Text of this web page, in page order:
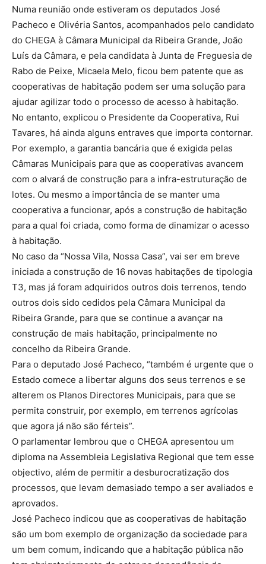
Numa reunião onde estiveram os deputados José
Pacheco e Olivéria Santos, acompanhados pelo candidato
do CHEGA à Câmara Municipal da Ribeira Grande, João
Luís da Câmara, e pela candidata à Junta de Freguesia de
Rabo de Peixe, Micaela Melo, ficou bem patente que as
cooperativas de habitação podem ser uma solução para
ajudar agilizar todo o processo de acesso à habitação.
No entanto, explicou o Presidente da Cooperativa, Rui
Tavares, há ainda alguns entraves que importa contornar.
Por exemplo, a garantia bancária que é exigida pelas
Câmaras Municipais para que as cooperativas avancem
com o alvará de construção para a infra-estruturação de
lotes. Ou mesmo a importância de se manter uma
cooperativa a funcionar, após a construção de habitação
para a qual foi criada, como forma de dinamizar o acesso
à habitação.
No caso da “Nossa Vila, Nossa Casa”, vai ser em breve
iniciada a construção de 16 novas habitações de tipologia
T3, mas já foram adquiridos outros dois terrenos, tendo
outros dois sido cedidos pela Câmara Municipal da
Ribeira Grande, para que se continue a avançar na
construção de mais habitação, principalmente no
concelho da Ribeira Grande.
Para o deputado José Pacheco, “também é urgente que o
Estado comece a libertar alguns dos seus terrenos e se
alterem os Planos Directores Municipais, para que se
permita construir, por exemplo, em terrenos agrícolas
que agora já não são férteis”.
O parlamentar lembrou que o CHEGA apresentou um
diploma na Assembleia Legislativa Regional que tem esse
objectivo, além de permitir a desburocratização dos
processos, que levam demasiado tempo a ser avaliados e
aprovados.
José Pacheco indicou que as cooperativas de habitação
são um bom exemplo de organização da sociedade para
um bem comum, indicando que a habitação pública não